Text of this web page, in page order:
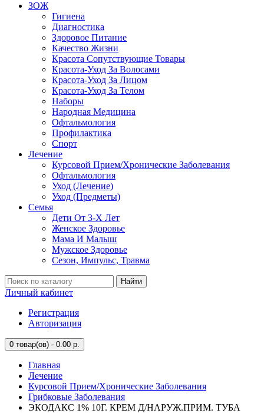
ЗОЖ
Гигиена
Диагностика
Здоровое Питание
Качество Жизни
Красота Сопутствующие Товары
Красота-Уход За Волосами
Красота-Уход За Лицом
Красота-Уход За Телом
Наборы
Народная Медицина
Офтальмология
Профилактика
Спорт
Лечение
Курсовой Прием/Хронические Заболевания
Офтальмология
Уход (Лечение)
Уход (Предметы)
Семья
Дети От 3-Х Лет
Женское Здоровье
Мама И Малыш
Мужское Здоровье
Сезон, Импульс, Травма
Найти
Личный кабинет
Регистрация
Авторизация
0 товар(ов) - 0.00 р.
Главная
Лечение
Курсовой Прием/Хронические Заболевания
Грибковые Заболевания
ЭКОДАКС 1% 10Г. КРЕМ Д/НАРУЖ.ПРИМ. ТУБА